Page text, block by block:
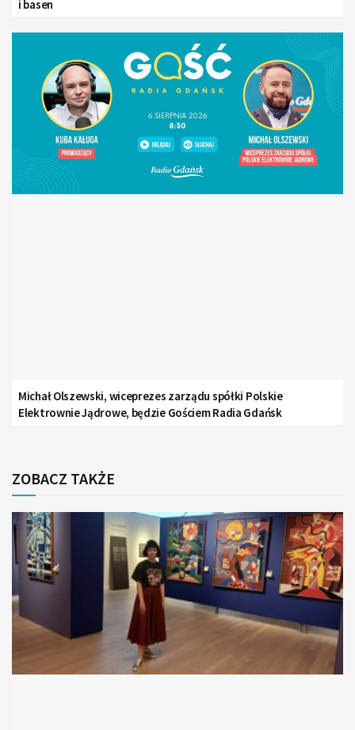
i basen
Michał Olszewski, wiceprezes zarządu spółki Polskie
Elektrownie Jądrowe, będzie Gościem Radia Gdańsk
ZOBACZ TAKŻE